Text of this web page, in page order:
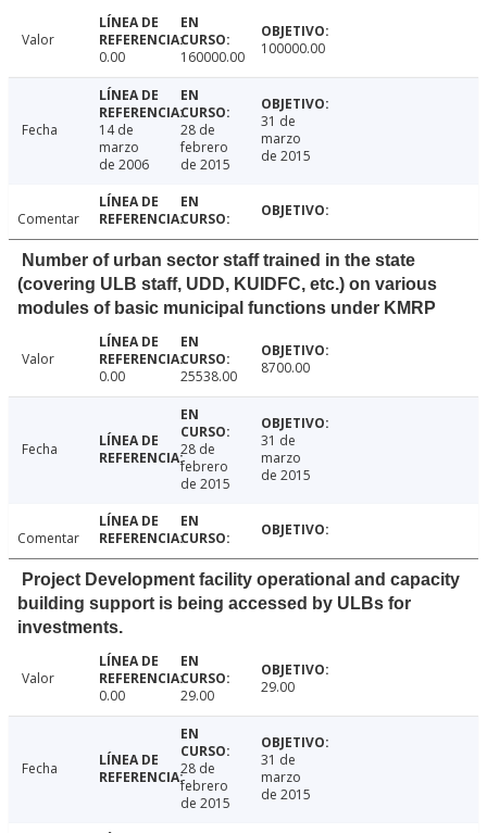
Valor
0.00
160000.00 100000.00
Fecha
14 de
marzo
de 2006
28 de
febrero
de 2015
31 de
marzo
de 2015
Comentar
Number of urban sector staff trained in the state
(covering ULB staff, UDD, KUIDFC, etc.) on various
modules of basic municipal functions under KMRP
Valor
0.00
25538.00 8700.00
Fecha
28 de
febrero
de 2015
31 de
marzo
de 2015
Comentar
Project Development facility operational and capacity
building support is being accessed by ULBs for
investments.
Valor
0.00
29.00 29.00
Fecha
28 de
febrero
de 2015
31 de
marzo
de 2015